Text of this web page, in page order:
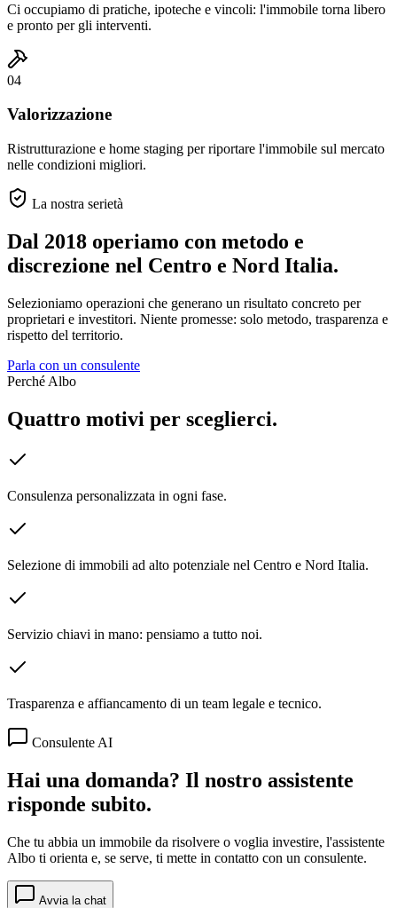
Ci occupiamo di pratiche, ipoteche e vincoli: l'immobile torna libero
e pronto per gli interventi.
04
Valorizzazione
Ristrutturazione e home staging per riportare l'immobile sul mercato
nelle condizioni migliori.
La nostra serietà
Dal 2018 operiamo con metodo e
discrezione nel Centro e Nord Italia.
Selezioniamo operazioni che generano un risultato concreto per
proprietari e investitori. Niente promesse: solo metodo, trasparenza e
rispetto del territorio.
Parla con un consulente
Perché Albo
Quattro motivi per sceglierci.
Consulenza personalizzata in ogni fase.
Selezione di immobili ad alto potenziale nel Centro e Nord Italia.
Servizio chiavi in mano: pensiamo a tutto noi.
Trasparenza e affiancamento di un team legale e tecnico.
Consulente AI
Hai una domanda? Il nostro assistente
risponde subito.
Che tu abbia un immobile da risolvere o voglia investire, l'assistente
Albo ti orienta e, se serve, ti mette in contatto con un consulente.
Avvia la chat